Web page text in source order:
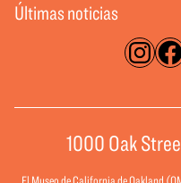
Últimas noticias
1000 Oak